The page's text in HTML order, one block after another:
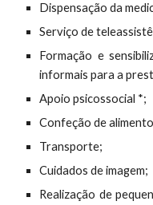
Dispensação da
Serviço de
Formação e
informais para a
Apoio psicossocial *;
Confeção de
Transporte;
Cuidados de imagem;
Realização de